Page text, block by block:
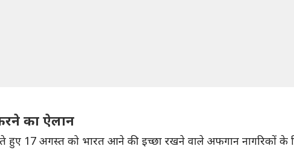
का ऐलान
17 अगस्त को भारत आने की इच्छा रखने वाले अफगान नागरिकों के